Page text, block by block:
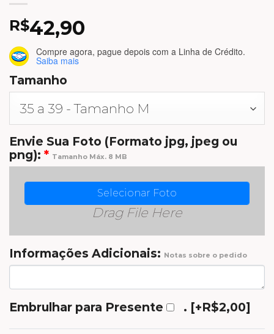
R$42,90
Compre agora, pague depois com a Linha de Crédito.
Saiba mais
Tamanho
Envie Sua Foto (Formato jpg, jpeg ou
png): * Tamanho Máx. 8 MB
Selecionar Foto
Drag File Here
Informações Adicionais: Notas sobre o pedido
Embrulhar para Presente . [+R$2,00]